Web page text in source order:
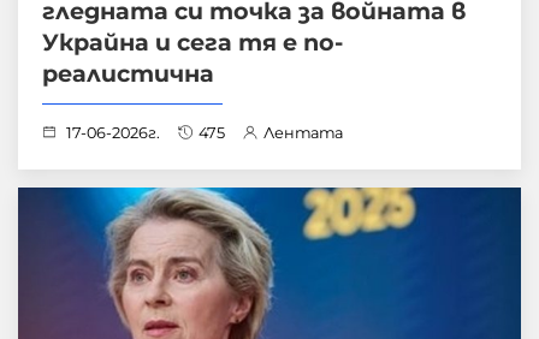
гледната си точка за войната в
Украйна и сега тя е по-
реалистична
17-06-2026г. 475 Лентата